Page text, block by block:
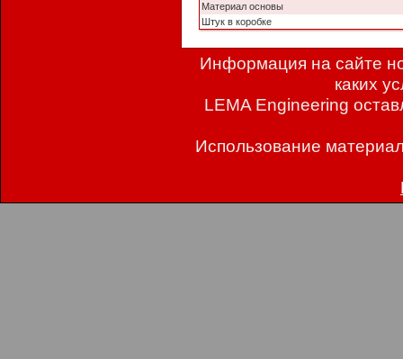
Материал основы
Штук в коробке
Информация на сайте
каких
LEMA Engineering
Использование